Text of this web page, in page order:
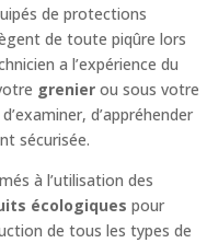
de protections
de toute piqûre lors
a l’expérience du
grenier ou sous votre
d’appréhender
sécurisée.
à l’utilisation des
écologiques pour
de tous les types de